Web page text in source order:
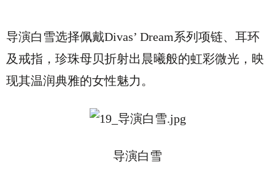
导演白雪选择佩戴Divas’ Dream系列项链、耳环
及戒指，珍珠母贝折射出晨曦般的虹彩微光，映
现其温润典雅的女性魅力。
导演白雪